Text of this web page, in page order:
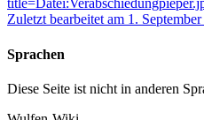
Zuletzt bearbeitet am 1.
Sprachen
Diese Seite ist nicht in anderen